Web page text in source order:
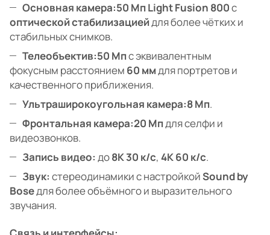
Основная камера:50 Мп Light Fusion 800с
оптической стабилизациейдля более чётких и
стабильных снимков.
Телеобъектив:50 Мпс эквивалентным
фокусным расстоянием 60 ммдля портретов и
качественного приближения.
Ультраширокоугольная камера:8 Мп.
Фронтальная камера:20 Мпдля селфи и
видеозвонков.
Запись видео: до8K 30 к/с, 4K 60 к/с.
Звук: стереодинамики с настройкойSound by
Boseдля более объёмного и выразительного
звучания.